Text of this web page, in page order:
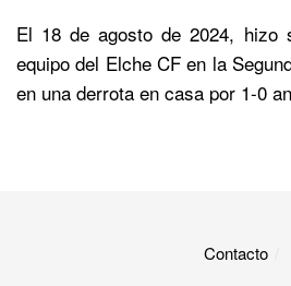
El 18 de agosto de 2024, hizo
equipo del Elche CF en la
en una derrota en casa por 1-0
Contacto